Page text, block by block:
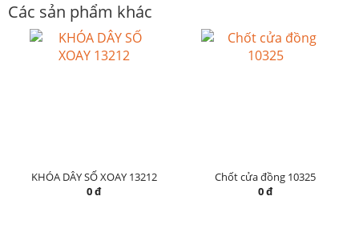
Các sản phẩm khác
KHÓA DÂY SỐ XOAY 13212
0 đ
Chốt cửa đồng 10325
0 đ